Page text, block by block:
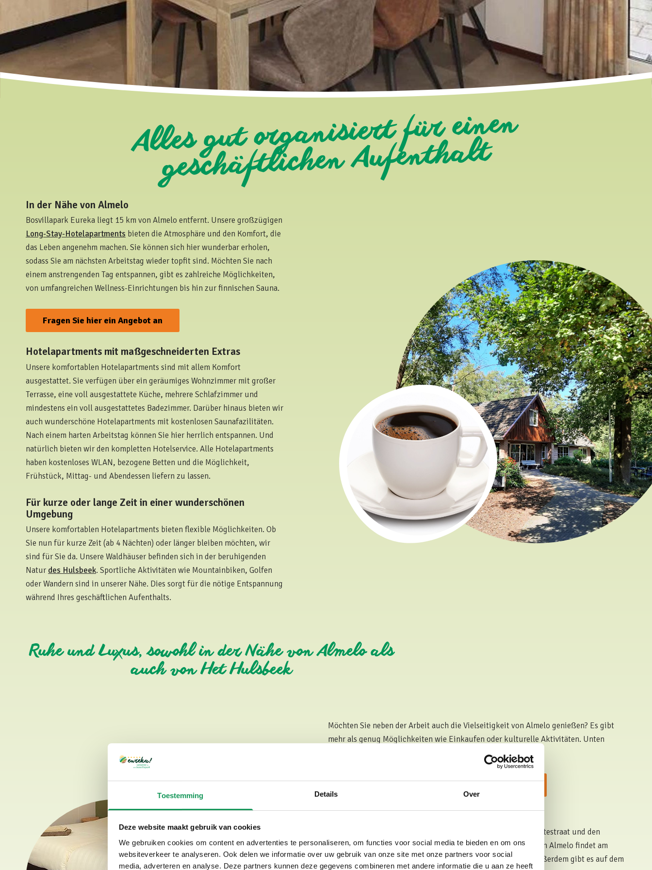
Toestemming Details Over
Deze website maakt gebruik van cookies
We gebruiken cookies om content en advertenties te personaliseren, om functies voor social media te bieden en om ons
websiteverkeer te analyseren. Ook delen we informatie over uw gebruik van onze site met onze partners voor social
media, adverteren en analyse. Deze partners kunnen deze gegevens combineren met andere informatie die u aan ze heeft
Alles gut organisiert für einen
geschäftlichen Aufenthalt
In der Nähe von Almelo
Bosvillapark Eureka liegt 15 km von Almelo entfernt. Unsere großzügigen
Long-Stay-Hotelapartments bieten die Atmosphäre und den Komfort, die
das Leben angenehm machen. Sie können sich hier wunderbar erholen,
sodass Sie am nächsten Arbeitstag wieder topfit sind. Möchten Sie nach
einem anstrengenden Tag entspannen, gibt es zahlreiche Möglichkeiten,
von umfangreichen Wellness-Einrichtungen bis hin zur finnischen Sauna.
Fragen Sie hier ein Angebot an
Hotelapartments mit maßgeschneiderten Extras
Unsere komfortablen Hotelapartments sind mit allem Komfort
ausgestattet. Sie verfügen über ein geräumiges Wohnzimmer mit großer
Terrasse, eine voll ausgestattete Küche, mehrere Schlafzimmer und
mindestens ein voll ausgestattetes Badezimmer. Darüber hinaus bieten wir
auch wunderschöne Hotelapartments mit kostenlosen Saunafazilitäten.
Nach einem harten Arbeitstag können Sie hier herrlich entspannen. Und
natürlich bieten wir den kompletten Hotelservice. Alle Hotelapartments
haben kostenloses WLAN, bezogene Betten und die Möglichkeit,
Frühstück, Mittag- und Abendessen liefern zu lassen.
Für kurze oder lange Zeit in einer wunderschönen
Umgebung
Unsere komfortablen Hotelapartments bieten flexible Möglichkeiten. Ob
Sie nun für kurze Zeit (ab 4 Nächten) oder länger bleiben möchten, wir
sind für Sie da. Unsere Waldhäuser befinden sich in der beruhigenden
Natur des Hulsbeek. Sportliche Aktivitäten wie Mountainbiken, Golfen
oder Wandern sind in unserer Nähe. Dies sorgt für die nötige Entspannung
während Ihres geschäftlichen Aufenthalts.
Ruhe und Luxus, sowohl in der Nähe von Almelo als
auch von Het Hulsbeek
Möchten Sie neben der Arbeit auch die Vielseitigkeit von Almelo genießen? Es gibt
mehr als genug Möglichkeiten wie Einkaufen oder kulturelle Aktivitäten. Unten
In Almelo können Sie wunderbar einkaufen. In und um die Grotestraat und den
Koornmarkt befinden sich die meisten Geschäfte. Der Markt von Almelo findet am
Donnerstagmorgen und Samstag auf dem Marktplatz statt. Außerdem gibt es auf dem